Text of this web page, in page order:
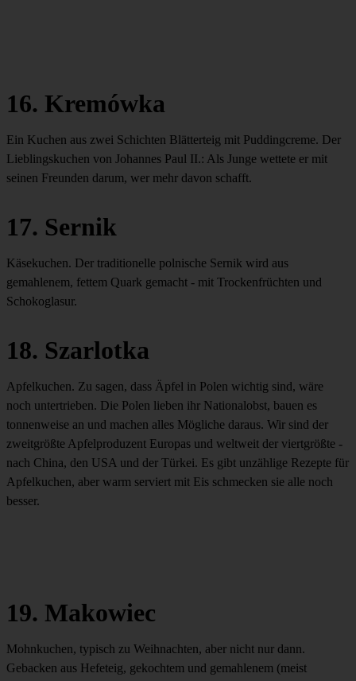
16. Kremówka
Ein Kuchen aus zwei Schichten Blätterteig mit Puddingcreme. Der
Lieblingskuchen von Johannes Paul II.: Als Junge wettete er mit
seinen Freunden darum, wer mehr davon schafft.
17. Sernik
Käsekuchen. Der traditionelle polnische Sernik wird aus
gemahlenem, fettem Quark gemacht - mit Trockenfrüchten und
Schokoglasur.
18. Szarlotka
Apfelkuchen. Zu sagen, dass Äpfel in Polen wichtig sind, wäre
noch untertrieben. Die Polen lieben ihr Nationalobst, bauen es
tonnenweise an und machen alles Mögliche daraus. Wir sind der
zweitgrößte Apfelproduzent Europas und weltweit der viertgrößte -
nach China, den USA und der Türkei. Es gibt unzählige Rezepte für
Apfelkuchen, aber warm serviert mit Eis schmecken sie alle noch
besser.
19. Makowiec
Mohnkuchen, typisch zu Weihnachten, aber nicht nur dann.
Gebacken aus Hefeteig, gekochtem und gemahlenem (meist